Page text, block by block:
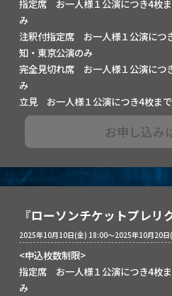
指定席 お一人様１公演につき4枚
み
注釈付指定席 お一人様１公演につ
知・東京公演のみ
完全見切れ席 お一人様１公演につ
み
立見 お一人様１公演につき4枚ま
お申し込み
『ローソンチケットプレリ
2025年10月10日(金) 18:00～2025年10月20
<申込枚数制限>
指定席 お一人様１公演につき4枚
み